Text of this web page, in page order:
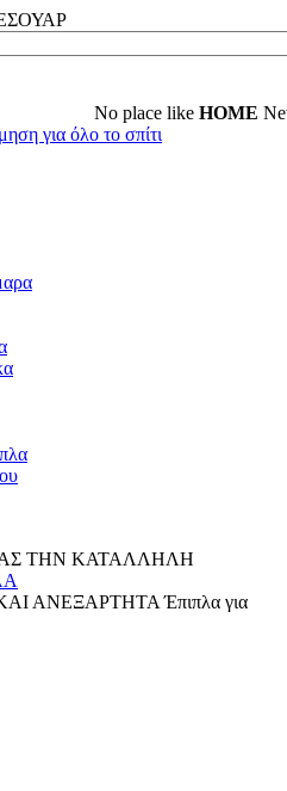
Νο place likeHOME New
ΤΗΝ ΚΑΤΑΛΛΗΛΗ
ΑΝΕΞΑΡΤΗΤΑ Έπιπλα για